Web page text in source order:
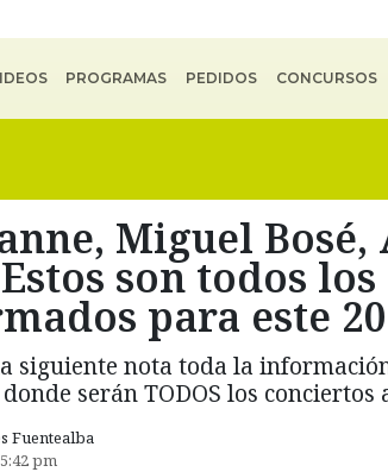
PROGRAMAS PEDIDOS CONCURSOS
Miguel
son todos
para este
siguiente nota toda la
serán TODOS los conciertos
Fuentealba
pm